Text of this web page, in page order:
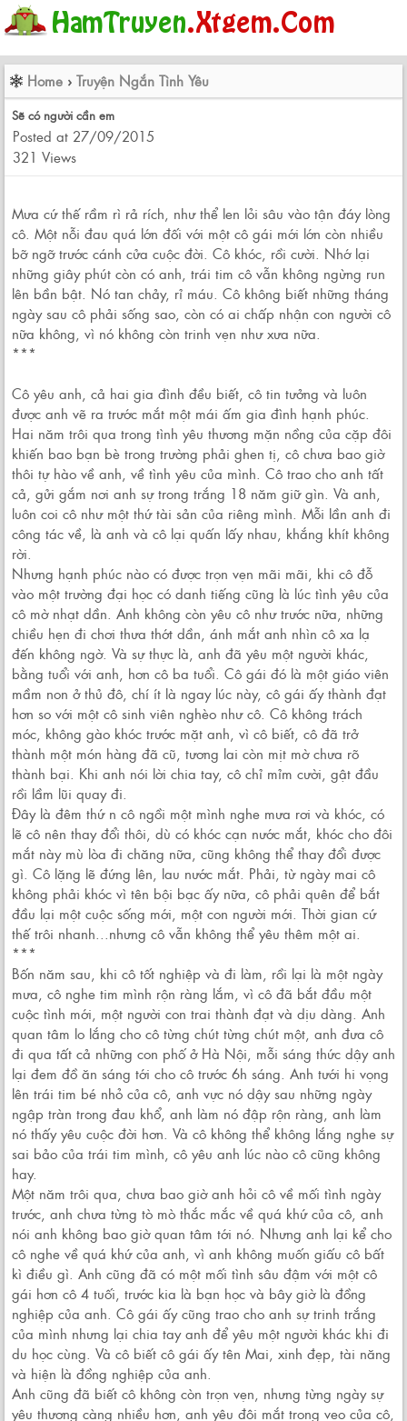
Home › Truyện Ngắn Tình Yêu
Sẽ có người cần em
Posted at 27/09/2015
321 Views
Mưa cứ thế rầm rì rả rích, như thể len lỏi sâu vào tận đáy lòng
cô. Một nỗi đau quá lớn đối với một cô gái mới lớn còn nhiều
bỡ ngỡ trước cánh cửa cuộc đời. Cô khóc, rồi cười. Nhớ lại
những giây phút còn có anh, trái tim cô vẫn không ngừng run
lên bần bật. Nó tan chảy, rỉ máu. Cô không biết những tháng
ngày sau cô phải sống sao, còn có ai chấp nhận con người cô
nữa không, vì nó không còn trinh vẹn như xưa nữa.
***
Cô yêu anh, cả hai gia đình đều biết, cô tin tưởng và luôn
được anh vẽ ra trước mắt một mái ấm gia đình hạnh phúc.
Hai năm trôi qua trong tình yêu thương mặn nồng của cặp đôi
khiến bao bạn bè trong trường phải ghen tị, cô chưa bao giờ
thôi tự hào về anh, về tình yêu của mình. Cô trao cho anh tất
cả, gửi gắm nơi anh sự trong trắng 18 năm giữ gìn. Và anh,
luôn coi cô như một thứ tài sản của riêng mình. Mỗi lần anh đi
công tác về, là anh và cô lại quấn lấy nhau, khắng khít không
rời.
Nhưng hạnh phúc nào có được trọn vẹn mãi mãi, khi cô đỗ
vào một trường đại học có danh tiếng cũng là lúc tình yêu của
cô mờ nhạt dần. Anh không còn yêu cô như trước nữa, những
chiều hẹn đi chơi thưa thớt dần, ánh mắt anh nhìn cô xa lạ
đến không ngờ. Và sự thực là, anh đã yêu một người khác,
bằng tuổi với anh, hơn cô ba tuổi. Cô gái đó là một giáo viên
mầm non ở thủ đô, chí ít là ngay lúc này, cô gái ấy thành đạt
hơn so với một cô sinh viên nghèo như cô. Cô không trách
móc, không gào khóc trước mặt anh, vì cô biết, cô đã trở
thành một món hàng đã cũ, tương lai còn mịt mờ chưa rõ
thành bại. Khi anh nói lời chia tay, cô chỉ mỉm cười, gật đầu
rồi lầm lũi quay đi.
Đây là đêm thứ n cô ngồi một mình nghe mưa rơi và khóc, có
lẽ cô nên thay đổi thôi, dù có khóc cạn nước mắt, khóc cho đôi
mắt này mù lòa đi chăng nữa, cũng không thể thay đổi được
gì. Cô lặng lẽ đứng lên, lau nước mắt. Phải, từ ngày mai cô
không phải khóc vì tên bội bạc ấy nữa, cô phải quên để bắt
đầu lại một cuộc sống mới, một con người mới. Thời gian cứ
thế trôi nhanh...nhưng cô vẫn không thể yêu thêm một ai.
***
Bốn năm sau, khi cô tốt nghiệp và đi làm, rồi lại là một ngày
mưa, cô nghe tim mình rộn ràng lắm, vì cô đã bắt đầu một
cuộc tình mới, một người con trai thành đạt và dịu dàng. Anh
quan tâm lo lắng cho cô từng chút từng chút một, anh đưa cô
đi qua tất cả những con phố ở Hà Nội, mỗi sáng thức dậy anh
lại đem đồ ăn sáng tới cho cô trước 6h sáng. Anh tưới hi vọng
lên trái tim bé nhỏ của cô, anh vực nó dậy sau những ngày
ngập tràn trong đau khổ, anh làm nó đập rộn ràng, anh làm
nó thấy yêu cuộc đời hơn. Và cô không thể không lắng nghe sự
sai bảo của trái tim mình, cô yêu anh lúc nào cô cũng không
hay.
Một năm trôi qua, chưa bao giờ anh hỏi cô về mối tình ngày
trước, anh chưa từng tò mò thắc mắc về quá khứ của cô, anh
nói anh không bao giờ quan tâm tới nó. Nhưng anh lại kể cho
cô nghe về quá khứ của anh, vì anh không muốn giấu cô bất
kì điều gì. Anh cũng đã có một mối tình sâu đậm với một cô
gái hơn cô 4 tuối, trước kia là bạn học và bây giờ là đồng
nghiệp của anh. Cô gái ấy cũng trao cho anh sự trinh trắng
của mình nhưng lại chia tay anh để yêu một người khác khi đi
du học cùng. Và cô biết cô gái ấy tên Mai, xinh đẹp, tài năng
và hiện là đồng nghiệp của anh.
Anh cũng đã biết cô không còn trọn vẹn, nhưng từng ngày sự
yêu thương càng nhiều hơn, anh yêu đôi mắt trong veo của cô,